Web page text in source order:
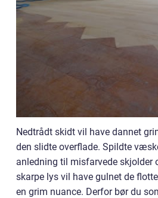
Nedtrådt skidt vil have dannet
den slidte overflade. Spildte
anledning til misfarvede skjolder
skarpe lys vil have gulnet de
en grim nuance. Derfor bør du